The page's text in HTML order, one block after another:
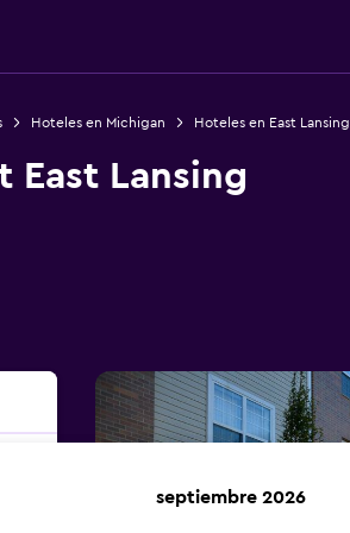
Hoteles en Michigan Hoteles en East Lansing
East Lansing
septiembre 2026